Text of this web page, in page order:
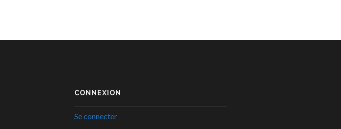
CONNEXION
Se connecter